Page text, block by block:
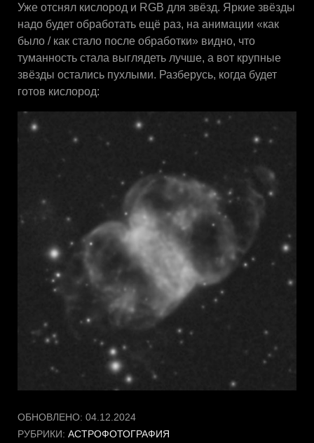
Уже отснял кислород и RGB для звёзд. Яркие звёзды
надо будет обработать ещё раз, на анимации «как
было / как стало после обработки» видно, что
туманность стала выглядеть лучше, а вот крупные
звёзды остались пухлыми. Разберусь, когда будет
готов кислород:
ОБНОВЛЕНО: 04.12.2024
РУБРИКИ: АСТРОФОТОГРАФИЯ